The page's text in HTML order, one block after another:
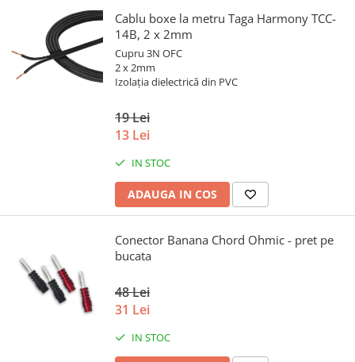
Cablu boxe la metru Taga Harmony TCC-
14B, 2 x 2mm
Cupru 3N OFC
2 x 2mm
Izolația dielectrică din PVC
19 Lei
13 Lei
IN STOC
ADAUGA IN COS
Conector Banana Chord Ohmic - pret pe
bucata
48 Lei
31 Lei
IN STOC